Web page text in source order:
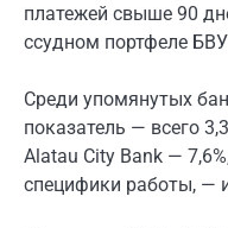
платежей свыше 90
ссудном портфеле
Среди упомянутых
показатель — всего
Alatau City Bank —
специфики работы, —